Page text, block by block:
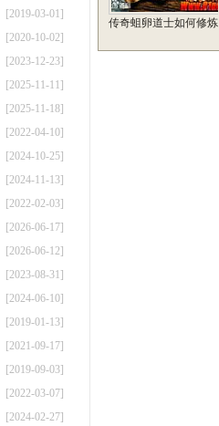
[2019-03-01]
[2020-10-02]
[2023-12-23]
[2025-11-11]
[2025-11-18]
[2022-04-10]
[2024-10-25]
[2024-11-13]
[2022-02-03]
[2026-06-17]
[2026-06-12]
[2023-08-31]
[2024-06-10]
[2019-01-13]
[2021-09-17]
[2019-09-03]
[2022-03-07]
[2024-02-27]
传奇蛆卵道士如何修炼